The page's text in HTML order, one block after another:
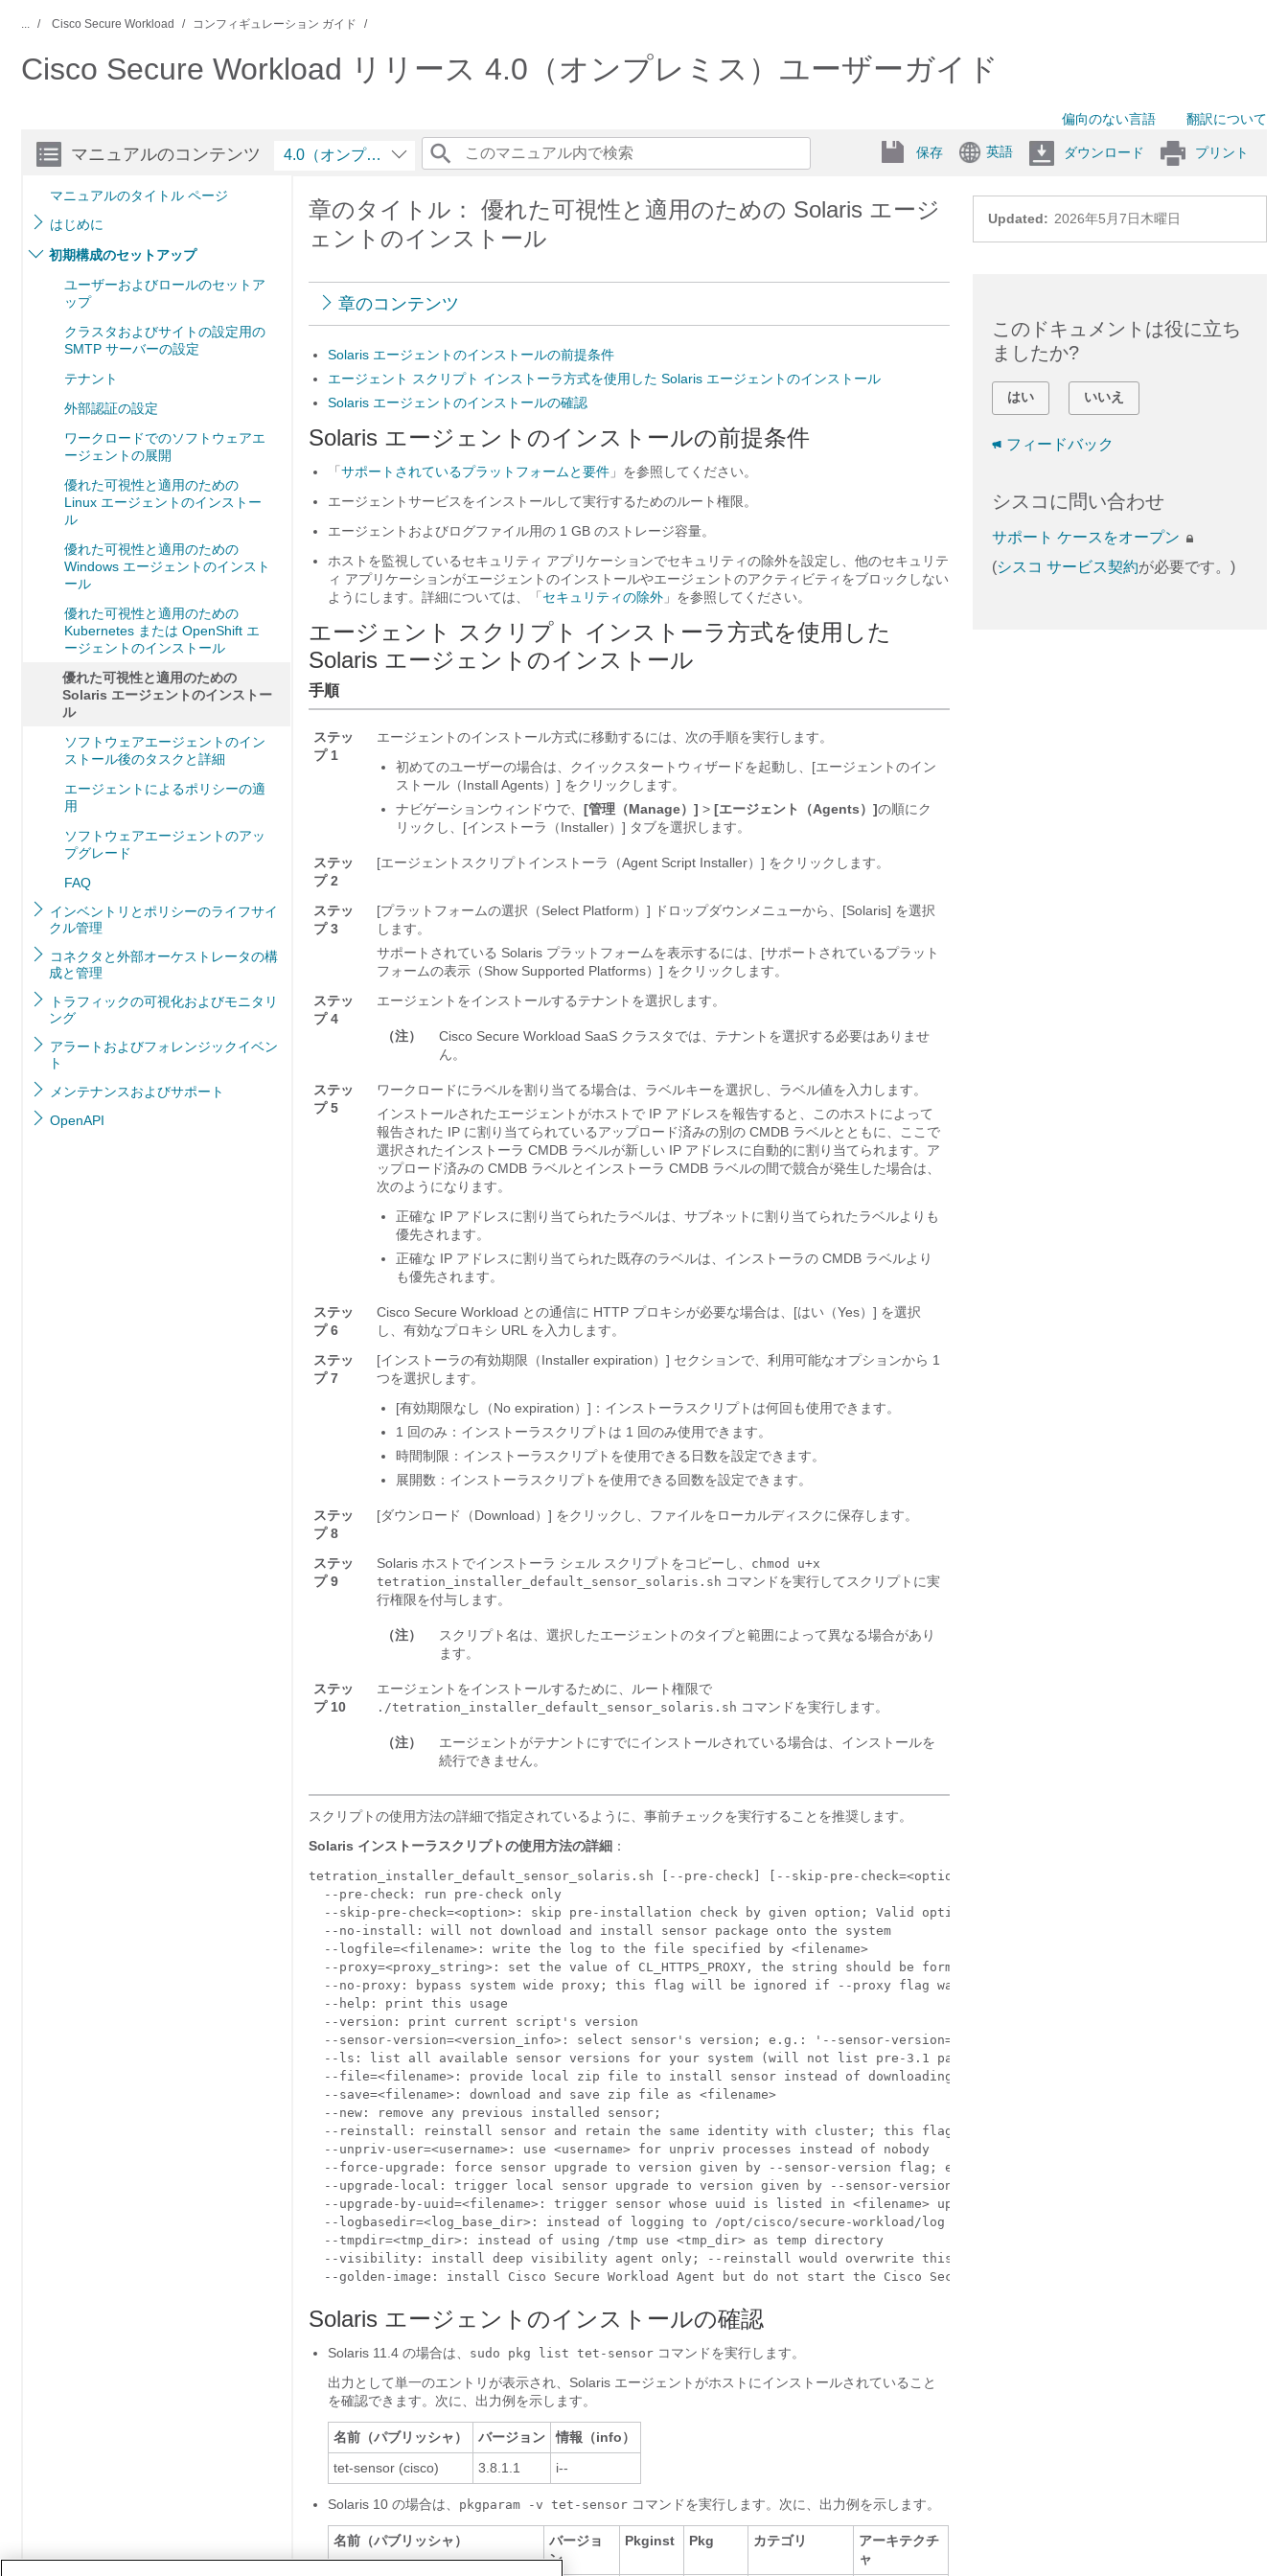
... Cisco Secure Workload コンフィギュレーション ガイド
Cisco Secure Workload リリース 4.0（オンプレミス）ユーザーガイド
偏向のない言語 翻訳について
マニュアルのコンテンツ
マニュアルのタイトル ページ
はじめに
初期構成のセットアップ
ユーザーおよびロールのセットア
ップ
クラスタおよびサイトの設定用の
SMTP サーバーの設定
テナント
外部認証の設定
ワークロードでのソフトウェアエ
ージェントの展開
優れた可視性と適用のための
Linux エージェントのインストー
ル
優れた可視性と適用のための
Windows エージェントのインスト
ール
優れた可視性と適用のための
Kubernetes または OpenShift エ
ージェントのインストール
優れた可視性と適用のための
Solaris エージェントのインストー
ル
ソフトウェアエージェントのイン
ストール後のタスクと詳細
エージェントによるポリシーの適
用
ソフトウェアエージェントのアッ
プグレード
FAQ
インベントリとポリシーのライフサイ
クル管理
コネクタと外部オーケストレータの構
成と管理
トラフィックの可視化およびモニタリ
ング
アラートおよびフォレンジックイベン
ト
メンテナンスおよびサポート
OpenAPI
4.0（オンプレミス）ユーザーガイド 保存 英語 ダウンロード プリント
Updated: 2026年5月7日木曜日
章のタイトル： 優れた可視性と適用のための Solaris エージ
ェントのインストール
章のコンテンツ
Solaris エージェントのインストールの前提条件
エージェント スクリプト インストーラ方式を使用した Solaris エージェントのインストール
Solaris エージェントのインストールの確認
Solaris エージェントのインストールの前提条件
「 サポートされているプラットフォームと要件 」を参照してください。
エージェントサービスをインストールして実行するためのルート権限。
エージェントおよびログファイル用の 1 GB のストレージ容量。
ホストを監視しているセキュリティ アプリケーションでセキュリティの除外を設定し、他のセキュリテ
ィ アプリケーションがエージェントのインストールやエージェントのアクティビティをブロックしない
ようにします。詳細については、「 セキュリティの除外 」を参照してください。
エージェント スクリプト インストーラ方式を使用した
Solaris エージェントのインストール
手順
ステッ
プ 1
エージェントのインストール方式に移動するには、次の手順を実行します。
初めてのユーザーの場合は、クイックスタートウィザードを起動し、[エージェントのイン
ストール（Install Agents）] をクリックします。
ナビゲーションウィンドウで、 [管理（Manage）] > [エージェント（Agents）]の順にク
リックし、[インストーラ（Installer）] タブを選択します。
ステッ
プ 2
[エージェントスクリプトインストーラ（Agent Script Installer）] をクリックします。
ステッ
プ 3
[プラットフォームの選択（Select Platform）] ドロップダウンメニューから、[Solaris] を選択
します。
サポートされている Solaris プラットフォームを表示するには、[サポートされているプラット
フォームの表示（Show Supported Platforms）] をクリックします。
ステッ
プ 4
エージェントをインストールするテナントを選択します。
（注）
Cisco Secure Workload SaaS クラスタでは、テナントを選択する必要はありませ
ん。
ステッ
プ 5
ワークロードにラベルを割り当てる場合は、ラベルキーを選択し、ラベル値を入力します。
インストールされたエージェントがホストで IP アドレスを報告すると、このホストによって
報告された IP に割り当てられているアップロード済みの別の CMDB ラベルとともに、ここで
選択されたインストーラ CMDB ラベルが新しい IP アドレスに自動的に割り当てられます。ア
ップロード済みの CMDB ラベルとインストーラ CMDB ラベルの間で競合が発生した場合は、
次のようになります。
正確な IP アドレスに割り当てられたラベルは、サブネットに割り当てられたラベルよりも
優先されます。
正確な IP アドレスに割り当てられた既存のラベルは、インストーラの CMDB ラベルより
も優先されます。
ステッ
プ 6
Cisco Secure Workload との通信に HTTP プロキシが必要な場合は、[はい（Yes）] を選択
し、有効なプロキシ URL を入力します。
ステッ
プ 7
[インストーラの有効期限（Installer expiration）] セクションで、利用可能なオプションから 1
つを選択します。
[有効期限なし（No expiration）]：インストーラスクリプトは何回も使用できます。
1 回のみ：インストーラスクリプトは 1 回のみ使用できます。
時間制限：インストーラスクリプトを使用できる日数を設定できます。
展開数：インストーラスクリプトを使用できる回数を設定できます。
ステッ
プ 8
[ダウンロード（Download）] をクリックし、ファイルをローカルディスクに保存します。
ステッ
プ 9
Solaris ホストでインストーラ シェル スクリプトをコピーし、 chmod u+x
tetration_installer_default_sensor_solaris.sh コマンドを実行してスクリプトに実
行権限を付与します。
（注）
スクリプト名は、選択したエージェントのタイプと範囲によって異なる場合があり
ます。
ステッ
プ 10
エージェントをインストールするために、ルート権限で
./tetration_installer_default_sensor_solaris.sh コマンドを実行します。
（注）
エージェントがテナントにすでにインストールされている場合は、インストールを
続行できません。
スクリプトの使用方法の詳細で指定されているように、事前チェックを実行することを推奨します。
Solaris インストーラスクリプトの使用方法の詳細 ：
tetration_installer_default_sensor_solaris.sh [--pre-check] [--skip-pre-check=<option>] [--no-install] [--
  --pre-check: run pre-check only
--skip-pre-check=<option>: skip pre-installation check by given option; Valid options include 'all', 'ipv6' and
  --no-install: will not download and install sensor package onto the system
  --logfile=<filename>: write the log to the file specified by <filename>
  --proxy=<proxy_string>: set the value of CL_HTTPS_PROXY, the string should be formatted as http://<proxy>:<port>
  --no-proxy: bypass system wide proxy; this flag will be ignored if --proxy flag was provided
  --help: print this usage
  --version: print current script's version
--sensor-version=<version_info>: select sensor's version; e.g.: '--sensor-version=3.4.1.0'; will download the latest version
  --ls: list all available sensor versions for your system (will not list pre-3.1 packages); will not download any package
  --file=<filename>: provide local zip file to install sensor instead of downloading it from cluster
  --save=<filename>: download and save zip file as <filename>
  --new: remove any previous installed sensor;
  --reinstall: reinstall sensor and retain the same identity with cluster; this flag has higher priority than --new
  --unpriv-user=<username>: use <username> for unpriv processes instead of nobody
--force-upgrade: force sensor upgrade to version given by --sensor-version flag; e.g.: '--sensor-version=3.4.1.0 --force-
--upgrade-local: trigger local sensor upgrade to version given by --sensor-version flag: e.g.: '--sensor-version=3.4.1.0 --
--upgrade-by-uuid=<filename>: trigger sensor whose uuid is listed in <filename> upgrade to version given by --sensor-
--logbasedir=<log_base_dir>: instead of logging to /opt/cisco/secure-workload/log use <log_base_dir>. The full path will be
  --tmpdir=<tmp_dir>: instead of using /tmp use <tmp_dir> as temp directory
--visibility: install deep visibility agent only; --reinstall would overwrite this flag if previous installed agent type was
--golden-image: install Cisco Secure Workload Agent but do not start the Cisco Secure Workload Services; use to install
Solaris エージェントのインストールの確認
Solaris 11.4 の場合は、 sudo pkg list tet-sensor コマンドを実行します。
出力として単一のエントリが表示され、Solaris エージェントがホストにインストールされていること
を確認できます。次に、出力例を示します。
名前（パブリッシャ） バージョン
情報（info）
tet-sensor (cisco)
3.8.1.1 i--
Solaris 10 の場合は、 pkgparam -v tet-sensor コマンドを実行します。次に、出力例を示します。
名前（パブリッシャ）
バージョ
ン
Pkginst Pkg カテゴリ
アーキテクチ
ャ
このドキュメントは役に立ち
ましたか?
はい いいえ
フィードバック
シスコに問い合わせ
サポート ケースをオープン
(シスコ サービス契約が必要です。)